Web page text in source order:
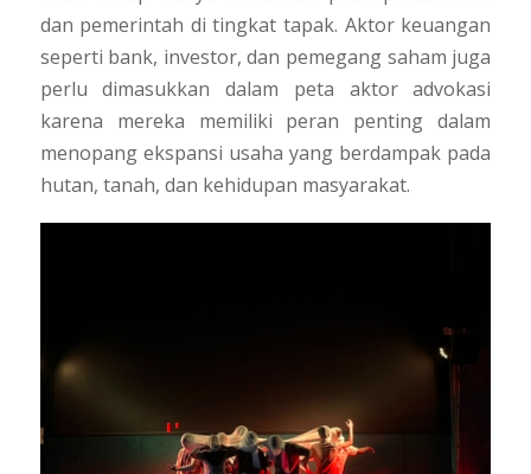
dan pemerintah di tingkat tapak. Aktor keuangan
seperti bank, investor, dan pemegang saham juga
perlu dimasukkan dalam peta aktor advokasi
karena mereka memiliki peran penting dalam
menopang ekspansi usaha yang berdampak pada
hutan, tanah, dan kehidupan masyarakat.